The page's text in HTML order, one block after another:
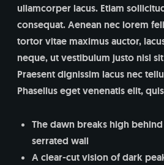
ullamcorper lacus. Etiam
consequat. Aenean nec lorem
tortor vitae maximus auctor,
neque, ut vestibulum justo nisl
Praesent dignissim lacus nec
Phasellus eget venenatis elit,
The dawn breaks high
serrated wall
A clear-cut vision of dark